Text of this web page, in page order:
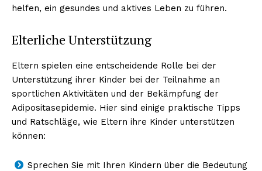
helfen, ein gesundes und aktives Leben zu führen.
Elterliche Unterstützung
Eltern spielen eine entscheidende Rolle bei der
Unterstützung ihrer Kinder bei der Teilnahme an
sportlichen Aktivitäten und der Bekämpfung der
Adipositasepidemie. Hier sind einige praktische Tipps
und Ratschläge, wie Eltern ihre Kinder unterstützen
können:
Sprechen Sie mit Ihren Kindern über die Bedeutung